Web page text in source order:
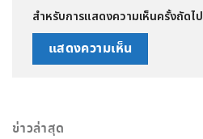
สำหรับการแสดงความเห็นครั้งถัดไป
ข่าวล่าสุด